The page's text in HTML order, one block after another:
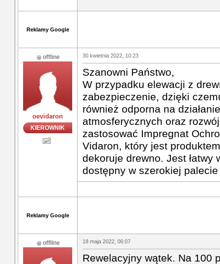
Reklamy Google
offline
oevidaron
KIEROWNIK
30 kwietnia 2022, 10:23
Szanowni Państwo,
W przypadku elewacji z
zabezpieczenie, dzięki
również odporna na
atmosferycznych oraz
zastosować Impregnat
Vidaron, który jest
dekoruje drewno. Jest
dostępny w szerokiej
Reklamy Google
offline 18 maja 2022, 06:07
Rewelacyjny wątek. Na 100